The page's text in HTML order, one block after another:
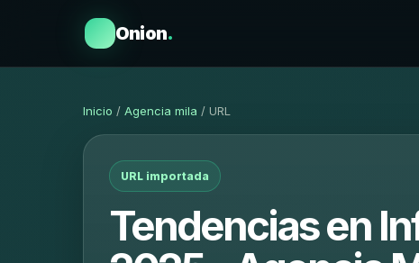
Onion.
Inicio / Agencia mila / URL
URL importada
Tendencias en